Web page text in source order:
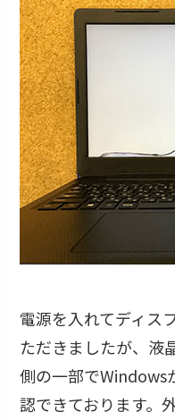
電源を入れてディス
ただきましたが、液
側の一部でWindows
認できております。